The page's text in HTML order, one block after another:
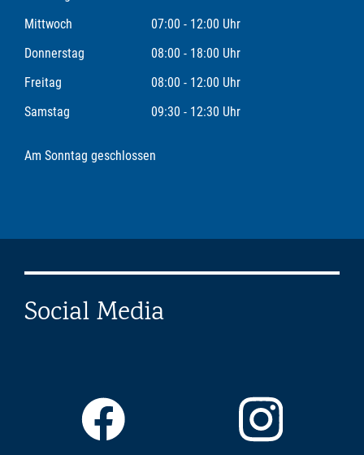
Mittwoch
07:00 - 12:00 Uhr
Donnerstag
08:00 - 18:00 Uhr
Freitag
08:00 - 12:00 Uhr
Samstag
09:30 - 12:30 Uhr
Am Sonntag geschlossen
Social Media